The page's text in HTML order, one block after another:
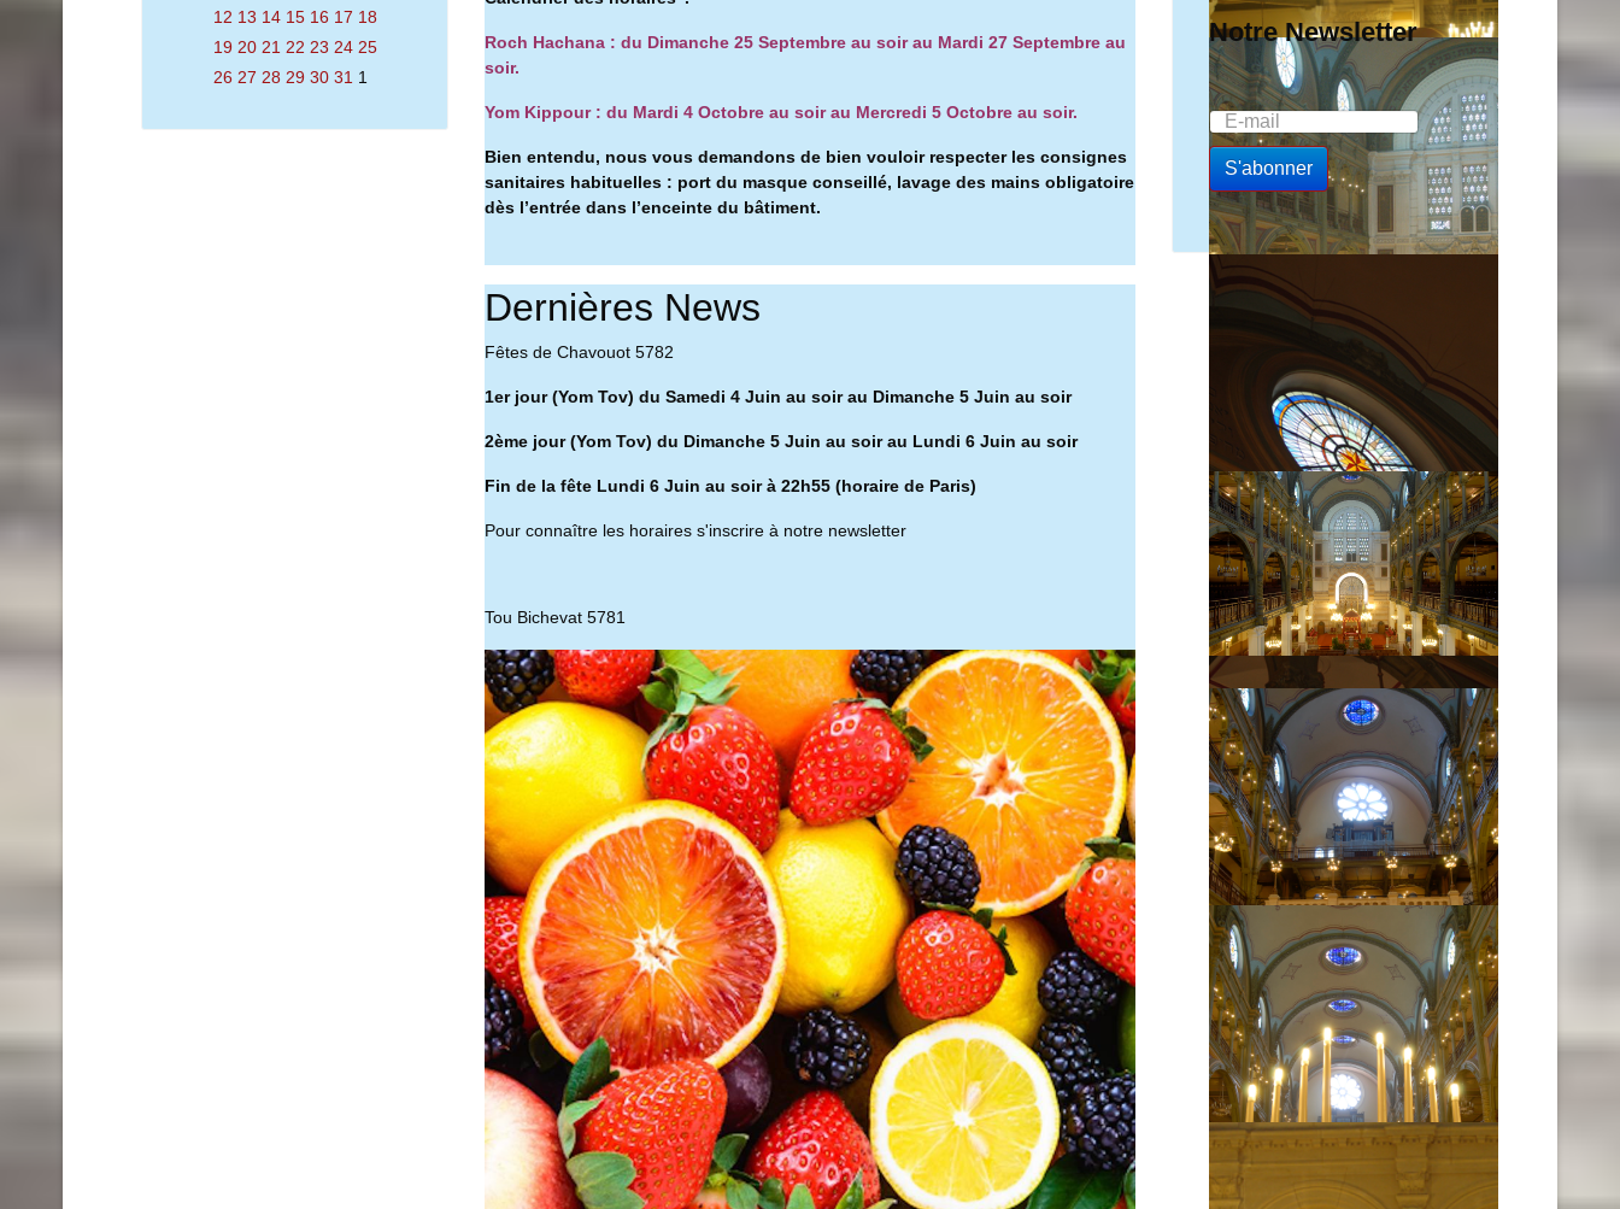
12 13 14 15 16 17 18
19 20 21 22 23 24 25
26 27 28 29 30 31 1
Roch Hachana : du Dimanche 25 Septembre au soir au Mardi 27 Septembre au
soir.
Yom Kippour : du Mardi 4 Octobre au soir au Mercredi 5 Octobre au soir.
Bien entendu, nous vous demandons de bien vouloir respecter les consignes
sanitaires habituelles : port du masque conseillé, lavage des mains obligatoire
dès l’entrée dans l’enceinte du bâtiment.
Dernières News
Fêtes de Chavouot 5782
1er jour (Yom Tov) du Samedi 4 Juin au soir au Dimanche 5 Juin au soir
2ème jour (Yom Tov) du Dimanche 5 Juin au soir au Lundi 6 Juin au soir
Fin de la fête Lundi 6 Juin au soir à 22h55 (horaire de Paris)
Pour connaître les horaires s'inscrire à notre newsletter
Tou Bichevat 5781
Notre Newsletter